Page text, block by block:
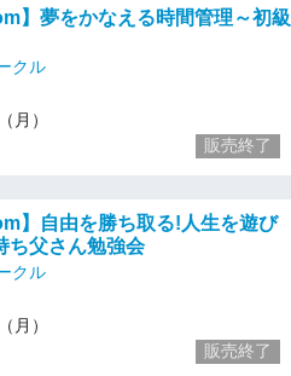
】夢をかなえる時間管理～初級
クル
月）
販売終了
】自由を勝ち取る!人生を遊び
ち父さん勉強会
クル
月）
販売終了